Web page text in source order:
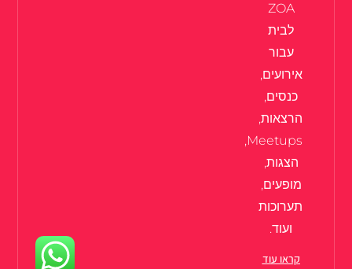
ZOA
לבית
עבור
אירועים,
כנסים,
הרצאות,
Meetups,
הצגות,
מופעים,
תערוכות
ועוד.
קראו עוד